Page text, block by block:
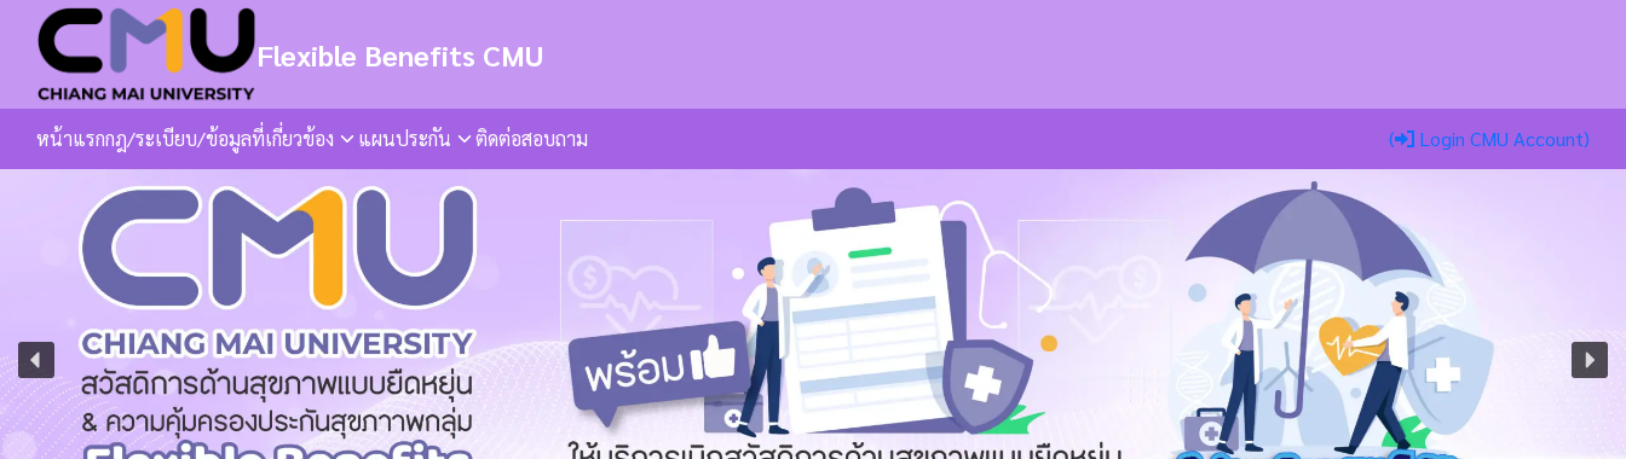
content
Flexible Benefits CMU
หน้าแรกกฎ/ระเบียบ/ข้อมูลที่เกี่ยวข้อง แผนประกัน ติดต่อสอบถาม (
Login CMU Account)